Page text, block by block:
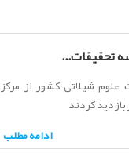
تحقیقات...
شیلاتی کشور از مرکز
کردند
ادامه مطلب